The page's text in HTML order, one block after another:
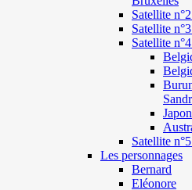
Satellite
Satellite
Satellite
Satellite
Les personnages
Bernard
Eléonore